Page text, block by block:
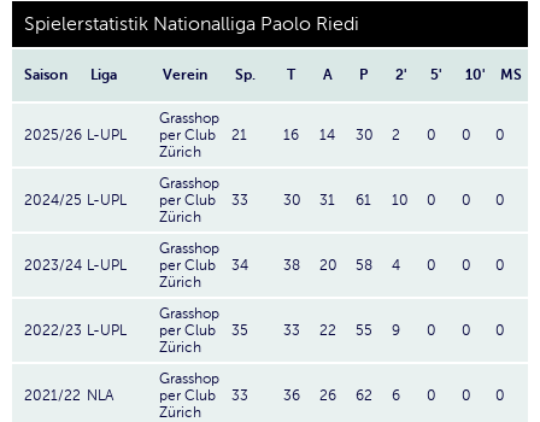
Spielerstatistik Nationalliga Paolo Riedi
Saison Liga Verein Sp. T A P 2' 5' 10' MS
2025/26 L-UPL
Grasshop
per Club
Zürich
21 16 14 30 2 0 0 0
2024/25 L-UPL
Grasshop
per Club
Zürich
33 30 31 61 10 0 0 0
2023/24 L-UPL
Grasshop
per Club
Zürich
34 38 20 58 4 0 0 0
2022/23 L-UPL
Grasshop
per Club
Zürich
35 33 22 55 9 0 0 0
2021/22 NLA
Grasshop
per Club
Zürich
33 36 26 62 6 0 0 0